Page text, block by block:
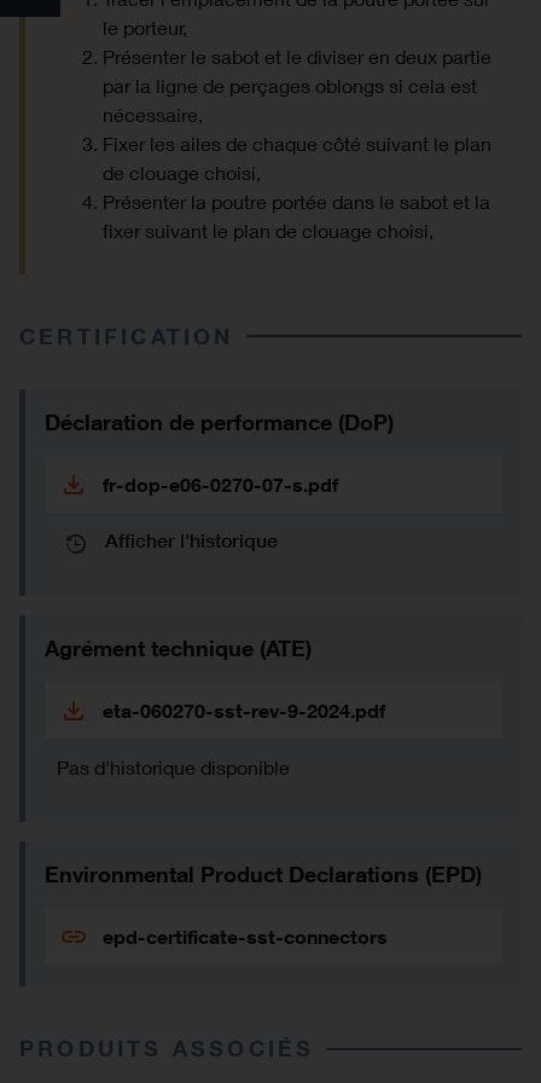
le porteur,
Présenter le sabot et le diviser en deux partie
par la ligne de perçages oblongs si cela est
nécessaire,
Fixer les ailes de chaque côté suivant le plan
de clouage choisi,
Présenter la poutre portée dans le sabot et la
fixer suivant le plan de clouage choisi,
CERTIFICATION
Déclaration de performance (DoP)
fr-dop-e06-0270-07-s.pdf
Afficher l'historique
Agrément technique (ATE)
eta-060270-sst-rev-9-2024.pdf
Pas d'historique disponible
Environmental Product Declarations (EPD)
epd-certificate-sst-connectors
PRODUITS ASSOCIÉS